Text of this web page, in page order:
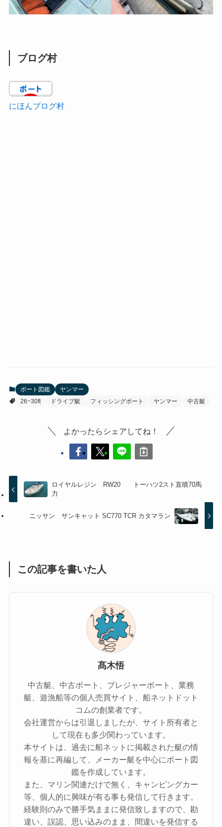
ブログ村
にほんブログ村
ボート図鑑
ヤンマー
26~30ft
ドライブ艇 フィッシングボート ヤンマー 中古艇
よかったらシェアしてね！
ロイヤルレジン RW20 トーハツ2スト直噴70馬
力
ニッサン サンキャット SC770 TCR カタマラン
この記事を書いた人
髙木悟
中古艇、中古ボート、プレジャーボート、業務
艇、遊漁船等の個人売買サイト、船ネットドット
コムの創業者です。
会社運営からは引退しましたが、サイト所有者と
して現在も多少関わっています。
本サイトは、過去に船ネットに掲載された艇の情
報を基に再編して、メーカー艇を中心にボート図
鑑を作成しています。
また、マリン関連だけで無く、キャンピングカー
等、個人的に興味が有る事も発信して行きます。
経験則のみで勝手気ままに発信致しますので、勘
違い、誤認、思い込みのまま、間違いを発信する